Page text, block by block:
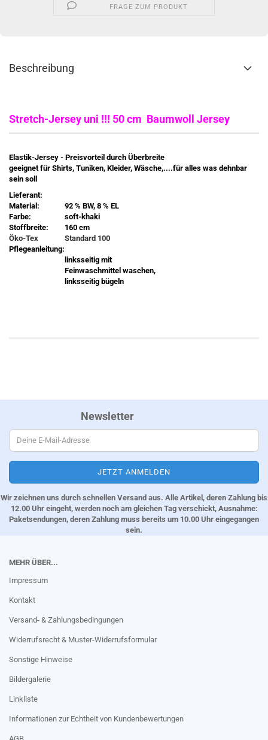
FRAGE ZUM PRODUKT
Beschreibung
Stretch-Jersey uni !!! 50 cm Baumwoll Jersey
Elastik-Jersey - Preisvorteil durch Überbreite
geeignet für Shirts, Tuniken, Kleider, Wäsche,....für alles was dehnbar
sein soll
Lieferant:
Material:
92 % BW, 8 % EL
Farbe:
soft-khaki
Stoffbreite:
160 cm
Öko-Tex
Standard 100
Pflegeanleitung:
linksseitig mit
Feinwaschmittel waschen,
linksseitig bügeln
Newsletter
Wir zeichnen uns durch schnellen Versand aus. Alle Artikel, deren Zahlung bis
12.00 Uhr eingeht, werden noch am gleichen Tag verschickt, Ausnahme:
Paketsendungen, deren Zahlung muss bereits um 10.00 Uhr eingegangen
sein.
MEHR ÜBER...
Impressum
Kontakt
Versand- & Zahlungsbedingungen
Widerrufsrecht & Muster-Widerrufsformular
Sonstige Hinweise
Bildergalerie
Linkliste
Informationen zur Echtheit von Kundenbewertungen